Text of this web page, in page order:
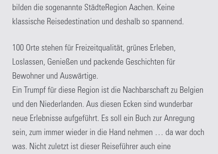
bilden die sogenannte StädteRegion Aachen. Keine
klassische Reisedestination und deshalb so spannend.
100 Orte stehen für Freizeitqualität, grünes Erleben,
Loslassen, Genießen und packende Geschichten für
Bewohner und Auswärtige.
Ein Trumpf für diese Region ist die Nachbarschaft zu Belgien
und den Niederlanden. Aus diesen Ecken sind wunderbar
neue Erlebnisse aufgeführt. Es soll ein Buch zur Anregung
sein, zum immer wieder in die Hand nehmen … da war doch
was. Nicht zuletzt ist dieser Reiseführer auch eine